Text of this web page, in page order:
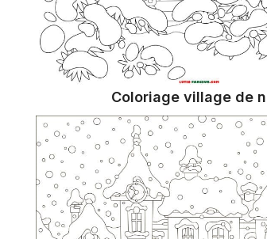
Coloriage village de